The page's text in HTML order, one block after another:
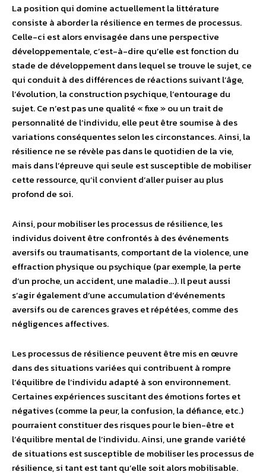
La position qui domine actuellement la littérature
consiste à aborder la résilience en termes de processus.
Celle-ci est alors envisagée dans une perspective
développementale, c’est-à-dire qu’elle est fonction du
stade de développement dans lequel se trouve le sujet, ce
qui conduit à des différences de réactions suivant l’âge,
l’évolution, la construction psychique, l’entourage du
sujet. Ce n’est pas une qualité « fixe » ou un trait de
personnalité de l’individu, elle peut être soumise à des
variations conséquentes selon les circonstances. Ainsi, la
résilience ne se révèle pas dans le quotidien de la vie,
mais dans l’épreuve qui seule est susceptible de mobiliser
cette ressource, qu’il convient d’aller puiser au plus
profond de soi.
Ainsi, pour mobiliser les processus de résilience, les
individus doivent être confrontés à des événements
aversifs ou traumatisants, comportant de la violence, une
effraction physique ou psychique (par exemple, la perte
d’un proche, un accident, une maladie…). Il peut aussi
s’agir également d’une accumulation d’événements
aversifs ou de carences graves et répétées, comme des
négligences affectives.
Les processus de résilience peuvent être mis en œuvre
dans des situations variées qui contribuent à rompre
l’équilibre de l’individu adapté à son environnement.
Certaines expériences suscitant des émotions fortes et
négatives (comme la peur, la confusion, la défiance, etc.)
pourraient constituer des risques pour le bien-être et
l’équilibre mental de l’individu. Ainsi, une grande variété
de situations est susceptible de mobiliser les processus de
résilience, si tant est tant qu’elle soit alors mobilisable.